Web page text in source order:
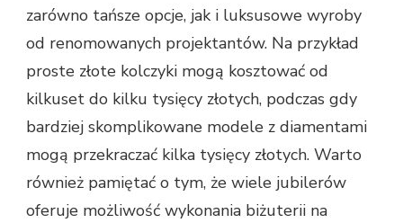
zarówno tańsze opcje, jak i luksusowe wyroby
od renomowanych projektantów. Na przykład
proste złote kolczyki mogą kosztować od
kilkuset do kilku tysięcy złotych, podczas gdy
bardziej skomplikowane modele z diamentami
mogą przekraczać kilka tysięcy złotych. Warto
również pamiętać o tym, że wiele jubilerów
oferuje możliwość wykonania biżuterii na